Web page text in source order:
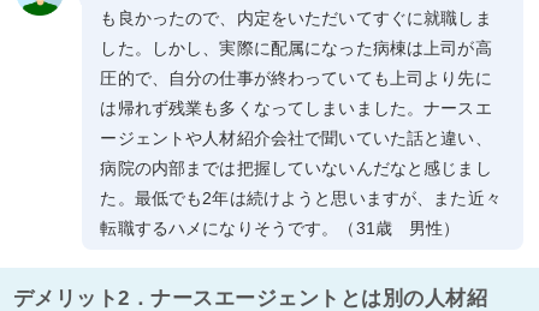
も良かったので、内定をいただいてすぐに就職しま
した。しかし、実際に配属になった病棟は上司が高
圧的で、自分の仕事が終わっていても上司より先に
は帰れず残業も多くなってしまいました。ナースエ
ージェントや人材紹介会社で聞いていた話と違い、
病院の内部までは把握していないんだなと感じまし
た。最低でも2年は続けようと思いますが、また近々
転職するハメになりそうです。（31歳 男性）
デメリット2．ナースエージェントとは別の人材紹